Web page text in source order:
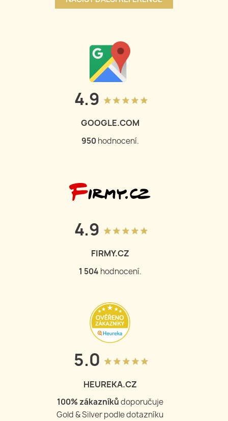
4.9 grade grade grade grade grade
GOOGLE.COM
950 hodnocení.
4.9 grade grade grade grade grade
FIRMY.CZ
1 504 hodnocení.
5.0 grade grade grade grade grade
HEUREKA.CZ
100% zákazníkůdoporučuje
Gold & Silver podle dotazníku